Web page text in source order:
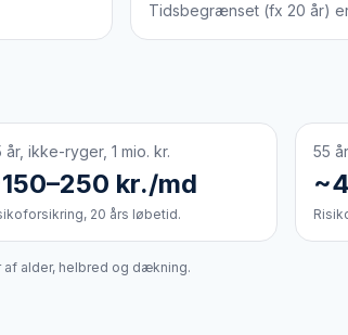
Tidsbegrænset (fx 20 år)
år, ikke-ryger, 1 mio. kr.
kr./md
20 års løbetid.
55
alder, helbred og dækning.